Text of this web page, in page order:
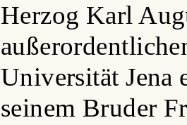
Herzog Karl
Universität Jena
seinem Bruder